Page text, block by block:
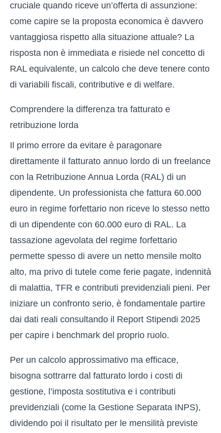
cruciale quando riceve un’offerta di assunzione:
come capire se la proposta economica è davvero
vantaggiosa rispetto alla situazione attuale? La
risposta non è immediata e risiede nel concetto di
RAL equivalente, un calcolo che deve tenere conto
di variabili fiscali, contributive e di welfare.
Comprendere la differenza tra fatturato e
retribuzione lorda
Il primo errore da evitare è paragonare
direttamente il fatturato annuo lordo di un freelance
con la Retribuzione Annua Lorda (RAL) di un
dipendente. Un professionista che fattura 60.000
euro in regime forfettario non riceve lo stesso netto
di un dipendente con 60.000 euro di RAL. La
tassazione agevolata del regime forfettario
permette spesso di avere un netto mensile molto
alto, ma privo di tutele come ferie pagate, indennità
di malattia, TFR e contributi previdenziali pieni. Per
iniziare un confronto serio, è fondamentale partire
dai dati reali consultando il Report Stipendi 2025
per capire i benchmark del proprio ruolo.
Per un calcolo approssimativo ma efficace,
bisogna sottrarre dal fatturato lordo i costi di
gestione, l’imposta sostitutiva e i contributi
previdenziali (come la Gestione Separata INPS),
dividendo poi il risultato per le mensilità previste